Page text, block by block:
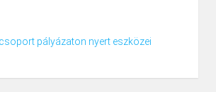
pályázaton nyert eszközei